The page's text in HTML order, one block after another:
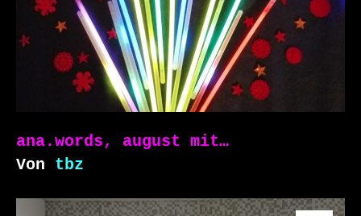
ana.words, august mit…
Von tbz